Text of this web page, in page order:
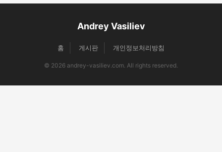
Andrey Vasiliev
홈 게시판 개인정보처리방침
© 2026 andrey-vasiliev.com. All rights reserved.